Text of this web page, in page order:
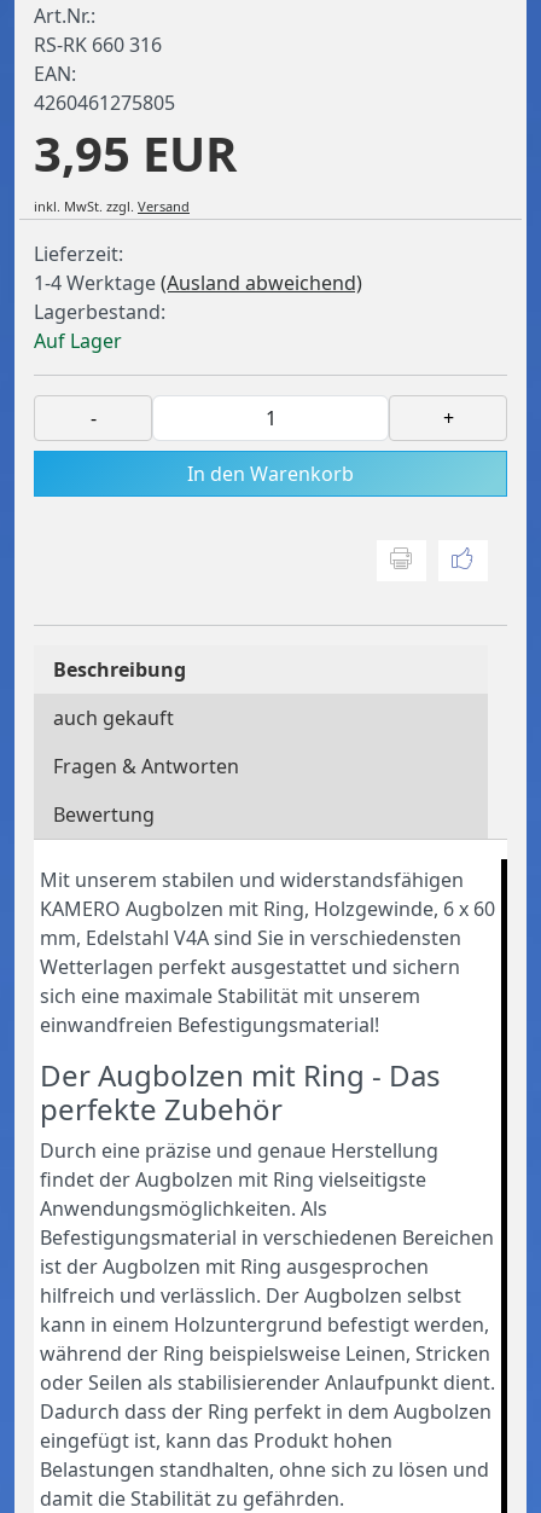
Art.Nr.:
RS-RK 660 316
EAN:
4260461275805
3,95 EUR
inkl. MwSt. zzgl. Versand
Lieferzeit:
1-4 Werktage(Ausland abweichend)
Lagerbestand:
Auf Lager
- +
In den Warenkorb
Beschreibung
auch gekauft
Fragen & Antworten
Bewertung
Mit unserem stabilen und widerstandsfähigen
KAMERO Augbolzen mit Ring, Holzgewinde, 6 x 60
mm, Edelstahl V4A sind Sie in verschiedensten
Wetterlagen perfekt ausgestattet und sichern
sich eine maximale Stabilität mit unserem
einwandfreien Befestigungsmaterial!
Der Augbolzen mit Ring - Das
perfekte Zubehör
Durch eine präzise und genaue Herstellung
findet der Augbolzen mit Ring vielseitigste
Anwendungsmöglichkeiten. Als
Befestigungsmaterial in verschiedenen Bereichen
ist der Augbolzen mit Ring ausgesprochen
hilfreich und verlässlich. Der Augbolzen selbst
kann in einem Holzuntergrund befestigt werden,
während der Ring beispielsweise Leinen, Stricken
oder Seilen als stabilisierender Anlaufpunkt dient.
Dadurch dass der Ring perfekt in dem Augbolzen
eingefügt ist, kann das Produkt hohen
Belastungen standhalten, ohne sich zu lösen und
damit die Stabilität zu gefährden.